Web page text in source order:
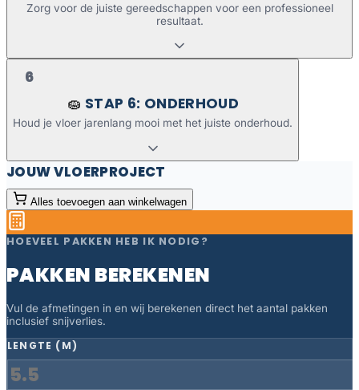
Zorg voor de juiste gereedschappen voor een professioneel
resultaat.
6
🧽 STAP 6: ONDERHOUD
Houd je vloer jarenlang mooi met het juiste onderhoud.
JOUW VLOERPROJECT
Alles toevoegen aan winkelwagen
HOEVEEL PAKKEN HEB IK NODIG?
PAKKEN BEREKENEN
Vul de afmetingen in en wij berekenen direct het aantal pakken
inclusief snijverlies.
LENGTE (M)